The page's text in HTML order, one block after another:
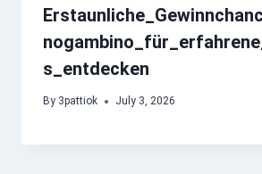
s_entdecken
By 3pattiok July 3, 2026